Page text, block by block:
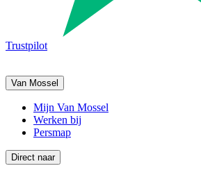
Trustpilot
Van Mossel
Mijn Van Mossel
Werken bij
Persmap
Direct naar